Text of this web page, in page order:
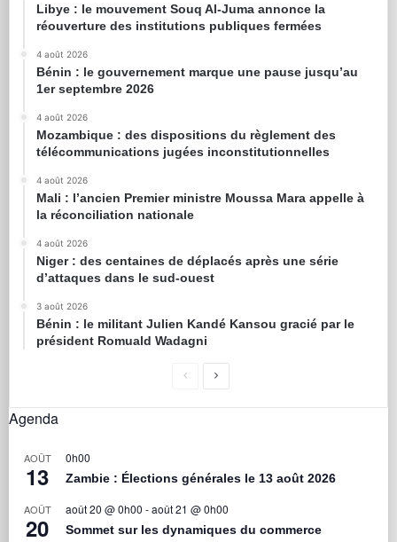
Libye : le mouvement Souq Al-Juma annonce la
réouverture des institutions publiques fermées
4 août 2026
Bénin : le gouvernement marque une pause jusqu’au
1er septembre 2026
4 août 2026
Mozambique : des dispositions du règlement des
télécommunications jugées inconstitutionnelles
4 août 2026
Mali : l’ancien Premier ministre Moussa Mara appelle à
la réconciliation nationale
4 août 2026
Niger : des centaines de déplacés après une série
d’attaques dans le sud-ouest
3 août 2026
Bénin : le militant Julien Kandé Kansou gracié par le
président Romuald Wadagni
Agenda
AOÛT
13
0h00
Zambie : Élections générales le 13 août 2026
AOÛT
20
août 20 @ 0h00 -août 21 @ 0h00
Sommet sur les dynamiques du commerce